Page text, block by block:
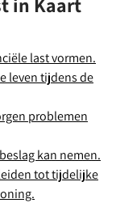
last vormen.
leven tijdens de
problemen
kan nemen.
tot tijdelijke